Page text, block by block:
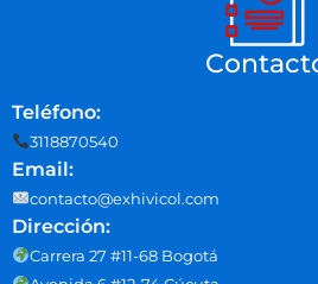
Teléfono:
3118870540
Email:
contacto@exhivicol.com
Dirección:
Carrera 27 #11-68 Bogotá